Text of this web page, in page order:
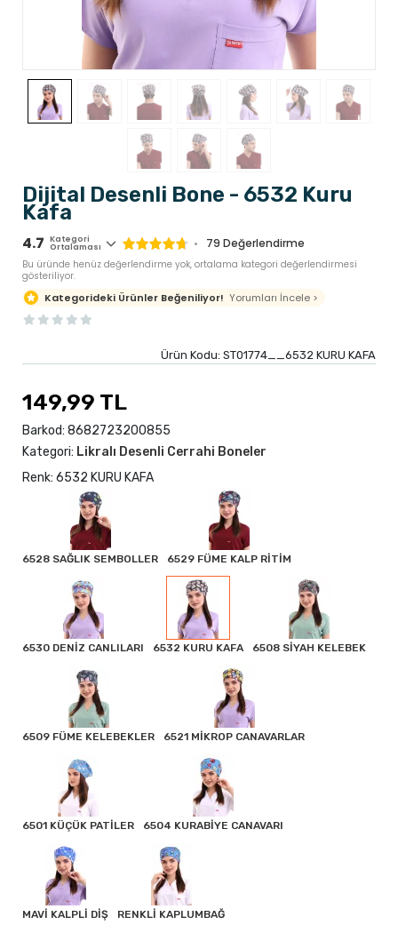
Dijital Desenli Bone - 6532 Kuru
Kafa
4.7 Kategori
Ortalaması 79 Değerlendirme
Bu üründe henüz değerlendirme yok, ortalama kategori değerlendirmesi
gösteriliyor.
Kategorideki Ürünler Beğeniliyor! Yorumları İncele >
Ürün Kodu: ST01774__6532 KURU KAFA
149,99 TL
Barkod: 8682723200855
Kategori: Likralı Desenli Cerrahi Boneler
Renk: 6532 KURU KAFA
6528 SAĞLIK SEMBOLLER 6529 FÜME KALP RİTİM
6530 DENİZ CANLILARI 6532 KURU KAFA 6508 SİYAH KELEBEK
6509 FÜME KELEBEKLER 6521 MİKROP CANAVARLAR
6501 KÜÇÜK PATİLER 6504 KURABİYE CANAVARI
MAVİ KALPLİ DİŞ RENKLİ KAPLUMBAĞ